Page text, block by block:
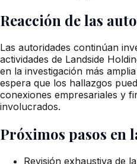
Reacción de las
Las autoridades continúan
actividades de Landside
en la investigación más
espera que los hallazgos
conexiones empresariales y
involucrados.
Próximos pasos en
Revisión exhaustiva de